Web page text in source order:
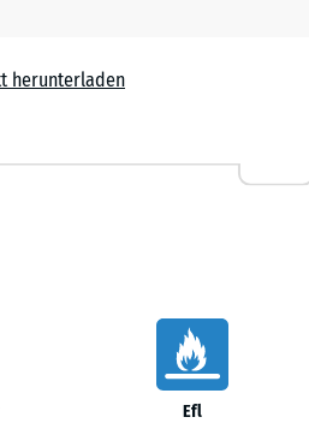
herunterladen
Efl